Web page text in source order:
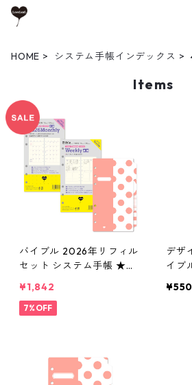
HOME システム手帳インデックス
Items
バイブル 2026年リフィル
セット システム手帳 ★送
¥1,842
7%OFF
デザ
イブ
¥550